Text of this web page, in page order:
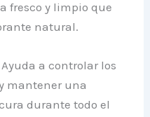
fresco y limpio que
natural.
Ayuda a controlar los
mantener una
durante todo el